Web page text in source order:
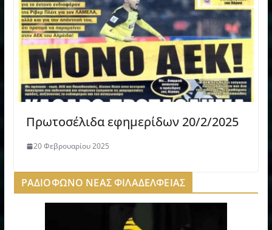
Πρωτοσέλιδα εφημερίδων 20/2/2025
20 Φεβρουαρίου 2025
ΡΑΔΙΟΦΩΝΟ ΝΕΑΣ ΦΙΛΑΔΕΛΦΕΙΑΣ